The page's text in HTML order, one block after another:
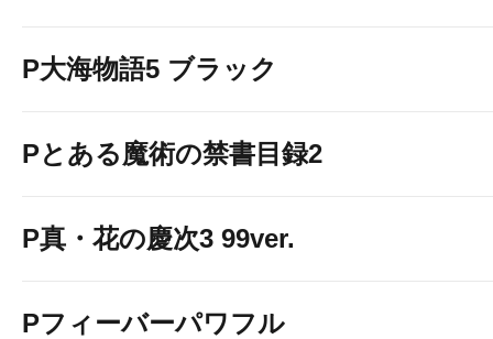
P大海物語5 ブラック
Pとある魔術の禁書目録2
P真・花の慶次3 99ver.
Pフィーバーパワフル